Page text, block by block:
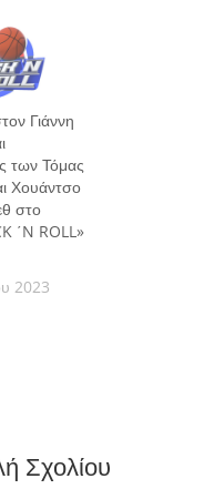
Γιάννη
των Τόμας
Χουάντσο
στο
΄N ROLL»
2023
Σχολίου